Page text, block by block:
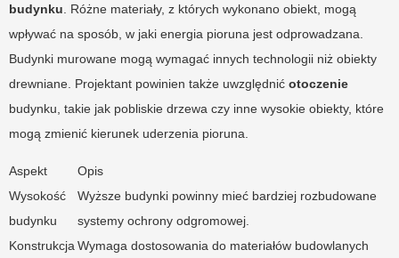
budynku . Różne materiały, z których wykonano obiekt, mogą
wpływać na sposób, w jaki energia pioruna jest odprowadzana.
Budynki murowane mogą wymagać innych technologii niż obiekty
drewniane. Projektant powinien także uwzględnić otoczenie
budynku, takie jak pobliskie drzewa czy inne wysokie obiekty, które
mogą zmienić kierunek uderzenia pioruna.
Aspekt
Opis
Wysokość
budynku
Wyższe budynki powinny mieć bardziej rozbudowane
systemy ochrony odgromowej.
Konstrukcja Wymaga dostosowania do materiałów budowlanych